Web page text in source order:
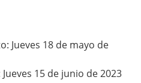
Jueves 18 de mayo de
15 de junio de 2023